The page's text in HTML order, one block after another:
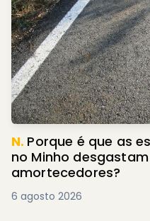
N. Porque é que as
no Minho
amortecedores?
6 agosto 2026